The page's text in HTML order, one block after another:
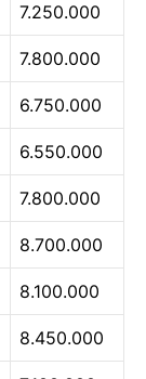
7.250.000
7.800.000
6.750.000
6.550.000
7.800.000
8.700.000
8.100.000
8.450.000